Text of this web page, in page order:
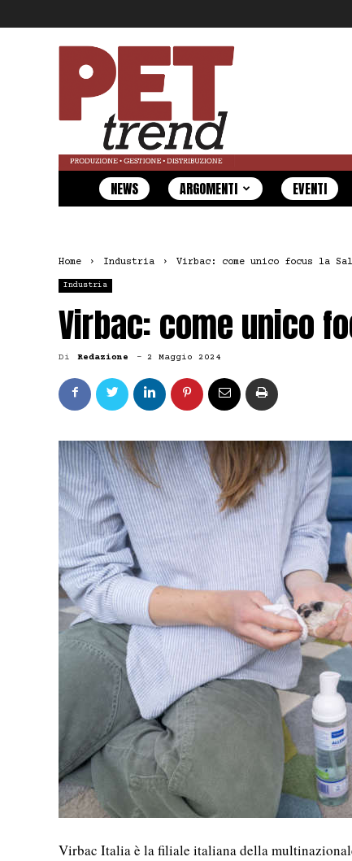
Pet
Trend
NEWS ARGOMENTI EVENTI
Home Industria Virbac: come unico focus la
Industria
Virbac: come unico
Di Redazione - 2 Maggio 2024
Virbac Italia è la filiale italiana della